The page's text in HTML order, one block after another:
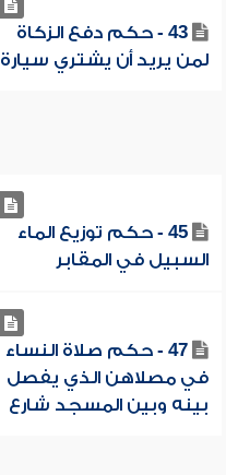
43 - حكم دفع الزكاة
لمن يريد أن يشتري سيارة
45 - حكم توزيع الماء
السبيل في المقابر
47 - حكم صلاة النساء
في مصلاهن الذي يفصل
بينه وبين المسجد شارع